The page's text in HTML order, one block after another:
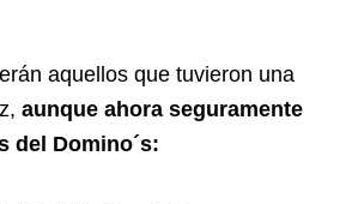
aquellos que tuvieron una
aunque ahora seguramente
del Domino´s: